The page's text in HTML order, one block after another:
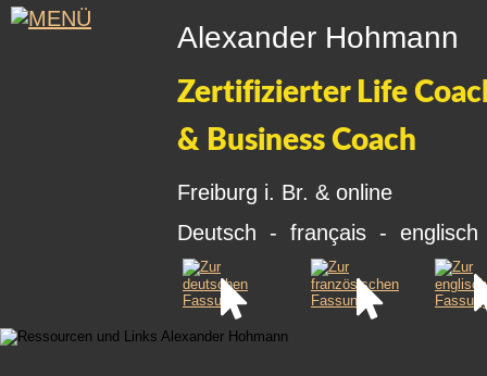
Alexander Hohmann
Zertifizierter Life
& Business Coach
Freiburg i. Br. & online
Deutsch  -  français  -  englisch